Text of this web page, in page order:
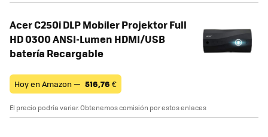
Acer C250i DLP Mobiler Projektor Full
HD 0300 ANSI-Lumen HDMI/USB
batería Recargable
Hoy en Amazon — 516,76 €
El precio podría variar. Obtenemos comisión por estos enlaces